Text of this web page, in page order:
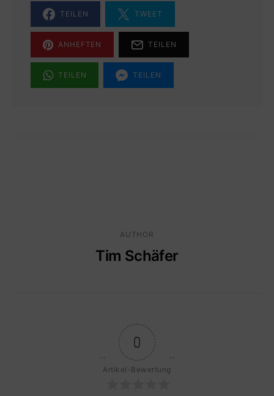
TEILEN TWEET
ANHEFTEN TEILEN
TEILEN TEILEN
AUTHOR
Tim Schäfer
0
Artikel-Bewertung